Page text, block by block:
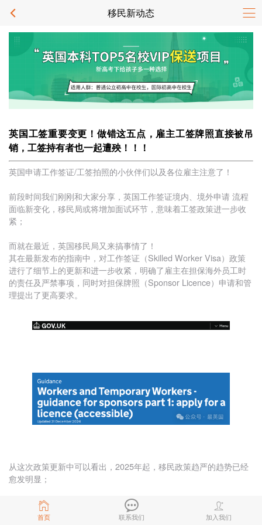
移民新动态
首页 联系我们 加入我们
英国工签重要变更！做错这五点，雇主工签牌照直接被吊
销，工签持有者也一起遭殃！！！
英国申请工作签证/工签拍照的小伙伴们以及各位雇主注意了！
前段时间我们刚刚和大家分享，英国工作签证境内、境外申请 流程
面临新变化，移民局或将增加面试环节，意味着工签政策进一步收
紧；
而就在最近，英国移民局又来搞事情了！
其在最新发布的指南中，对工作签证（Skilled Worker Visa）政策
进行了细节上的更新和进一步收紧，明确了雇主在担保海外员工时
的责任及严禁事项，同时对担保牌照（Sponsor Licence）申请和管
理提出了更高要求。
从这次政策更新中可以看出，2025年起，移民政策趋严的趋势已经
愈发明显；
唐顿国际强烈建议有意申请英国雇主牌照/工作签证的企业和个人一
定尽早办理，以免未来政策更加严格，错失良机！